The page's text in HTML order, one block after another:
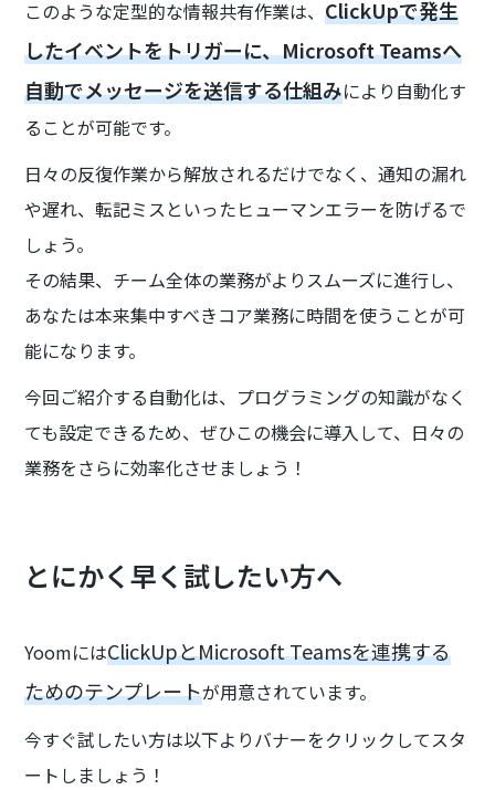
このような定型的な情報共有作業は、ClickUpで発生
したイベントをトリガーに、Microsoft Teamsへ
自動でメッセージを送信する仕組みにより自動化す
ることが可能です。
日々の反復作業から解放されるだけでなく、通知の漏れ
や遅れ、転記ミスといったヒューマンエラーを防げるで
しょう。
その結果、チーム全体の業務がよりスムーズに進行し、
あなたは本来集中すべきコア業務に時間を使うことが可
能になります。
今回ご紹介する自動化は、プログラミングの知識がなく
ても設定できるため、ぜひこの機会に導入して、日々の
業務をさらに効率化させましょう！
とにかく早く試したい方へ
YoomにはClickUpとMicrosoft Teamsを連携する
ためのテンプレートが用意されています。
今すぐ試したい方は以下よりバナーをクリックしてスタ
ートしましょう！